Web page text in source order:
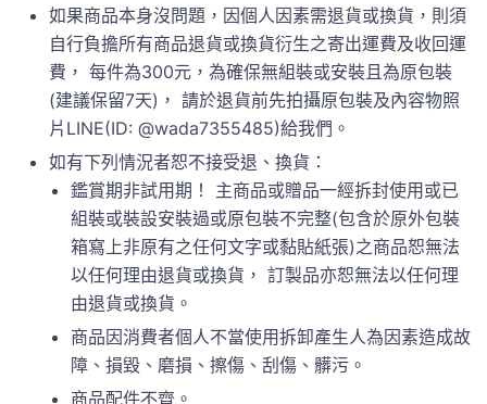
如果商品本身沒問題，因個人因素需退貨或換貨，則須
自行負擔所有商品退貨或換貨衍生之寄出運費及收回運
費， 每件為300元，為確保無組裝或安裝且為原包裝
(建議保留7天)， 請於退貨前先拍攝原包裝及內容物照
片LINE(ID: @wada7355485)給我們。
如有下列情況者恕不接受退、換貨：
鑑賞期非試用期！ 主商品或贈品一經拆封使用或已
組裝或裝設安裝過或原包裝不完整(包含於原外包裝
箱寫上非原有之任何文字或黏貼紙張)之商品恕無法
以任何理由退貨或換貨， 訂製品亦恕無法以任何理
由退貨或換貨。
商品因消費者個人不當使用拆卸產生人為因素造成故
障、損毀、磨損、擦傷、刮傷、髒污。
商品配件不齊。